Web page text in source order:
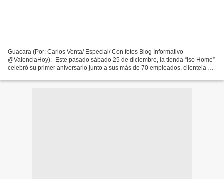
Guacara (Por: Carlos Venta/ Especial/ Con fotos Blog Informativo
@ValenciaHoy).- Este pasado sábado 25 de diciembre, la tienda “Iso Home”
celebró su primer aniversario junto a sus más de 70 empleados, clientela e